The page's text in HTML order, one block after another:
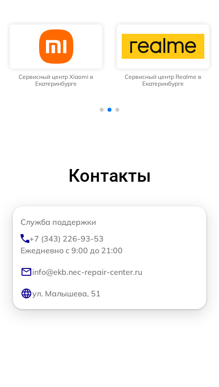
Сервисный центр Xiaomi в
Екатеринбурге
Сервисный центр Realme в
Екатеринбурге
Контакты
Служба поддержки
+7 (343) 226-93-53
Ежедневно с 9:00 до 21:00
info@ekb.nec-repair-center.ru
ул. Малышева, 51